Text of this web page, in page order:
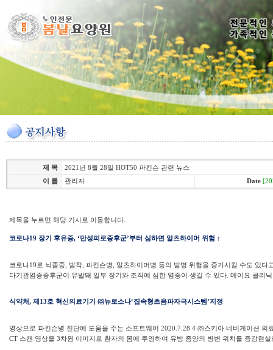
제 목
2021년 8월 28일 HOT50 파킨슨 관련 뉴스
이 름
관리자 Date
제목을 누르면 해당 기사로 이동합니다.
코로나19 장기 후유증, ‘만성피로증후군’부터 심하면 알츠하이머 위험 ↑
코로나19로 뇌졸중, 발작, 파킨슨병, 알츠하이머병 등의 발병 위험을 증가시킬 수도 있다
다기관염증증후군이 유발돼 일부 장기와 조직에 심한 염증이 생길 수 있다. 메이요 클리
식약처, 제13호 혁신의료기기 ㈜뉴로소나‘집속형초음파자극시스템’지정
영상으로 파킨슨병 진단에 도움을 주는 소프트웨어 2020.7.28 4 ㈜스키아 네비게이션 의
CT 스캔 영상을 3차원 이미지로 환자의 몸에 투영하여 유방 종양의 병변 위치를 증강현